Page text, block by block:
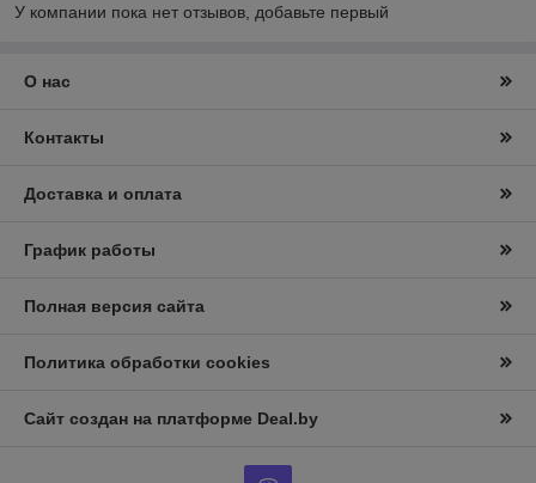
У компании пока нет отзывов, добавьте первый
О нас
Контакты
Доставка и оплата
График работы
Полная версия сайта
Политика обработки cookies
Сайт создан на платформе Deal.by